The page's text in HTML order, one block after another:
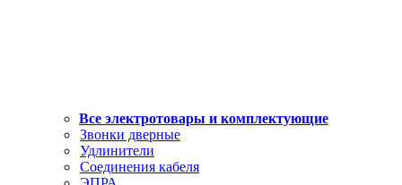
Все электротовары и комплектующие
Звонки дверные
Удлинители
Соединения кабеля